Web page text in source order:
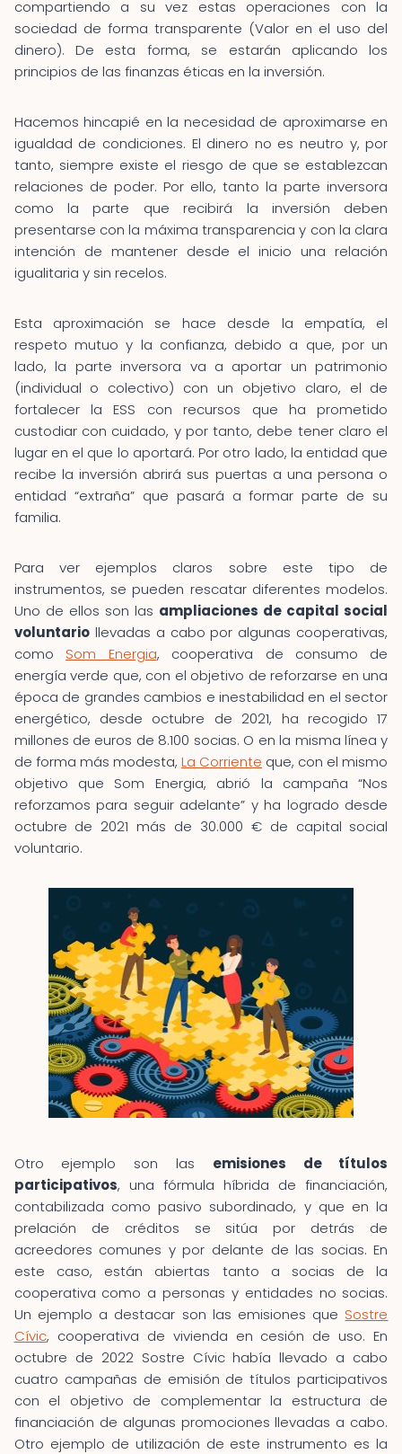
compartiendo a su vez estas operaciones con la
sociedad de forma transparente (Valor en el uso del
dinero). De esta forma, se estarán aplicando los
principios de las finanzas éticas en la inversión.
Hacemos hincapié en la necesidad de aproximarse en
igualdad de condiciones. El dinero no es neutro y, por
tanto, siempre existe el riesgo de que se establezcan
relaciones de poder. Por ello, tanto la parte inversora
como la parte que recibirá la inversión deben
presentarse con la máxima transparencia y con la clara
intención de mantener desde el inicio una relación
igualitaria y sin recelos.
Esta aproximación se hace desde la empatía, el
respeto mutuo y la confianza, debido a que, por un
lado, la parte inversora va a aportar un patrimonio
(individual o colectivo) con un objetivo claro, el de
fortalecer la ESS con recursos que ha prometido
custodiar con cuidado, y por tanto, debe tener claro el
lugar en el que lo aportará. Por otro lado, la entidad que
recibe la inversión abrirá sus puertas a una persona o
entidad “extraña” que pasará a formar parte de su
familia.
Para ver ejemplos claros sobre este tipo de
instrumentos, se pueden rescatar diferentes modelos.
Uno de ellos son las ampliaciones de capital social
voluntariollevadas a cabo por algunas cooperativas,
como Som Energia, cooperativa de consumo de
energía verde que, con el objetivo de reforzarse en una
época de grandes cambios e inestabilidad en el sector
energético, desde octubre de 2021, ha recogido 17
millones de euros de 8.100 socias. O en la misma línea y
de forma más modesta, La Corriente que, con el mismo
objetivo que Som Energia, abrió la campaña “Nos
reforzamos para seguir adelante” y ha logrado desde
octubre de 2021 más de 30.000 € de capital social
voluntario.
Otro ejemplo son las emisiones de títulos
participativos, una fórmula híbrida de financiación,
contabilizada como pasivo subordinado, y que en la
prelación de créditos se sitúa por detrás de
acreedores comunes y por delante de las socias. En
este caso, están abiertas tanto a socias de la
cooperativa como a personas y entidades no socias.
Un ejemplo a destacar son las emisiones que Sostre
Cívic, cooperativa de vivienda en cesión de uso. En
octubre de 2022 Sostre Cívic había llevado a cabo
cuatro campañas de emisión de títulos participativos
con el objetivo de complementar la estructura de
financiación de algunas promociones llevadas a cabo.
Otro ejemplo de utilización de este instrumento es la